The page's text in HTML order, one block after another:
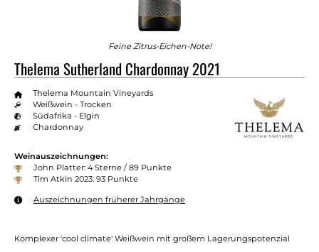
Feine Zitrus-Eichen-Note!
Thelema Sutherland Chardonnay 2021
Thelema Mountain Vineyards
Weißwein - Trocken
Südafrika - Elgin
Chardonnay
Weinauszeichnungen:
John Platter: 4 Sterne / 89 Punkte
Tim Atkin 2023: 93 Punkte
Auszeichnungen früherer Jahrgänge
Komplexer 'cool climate' Weißwein mit großem Lagerungspotenzial